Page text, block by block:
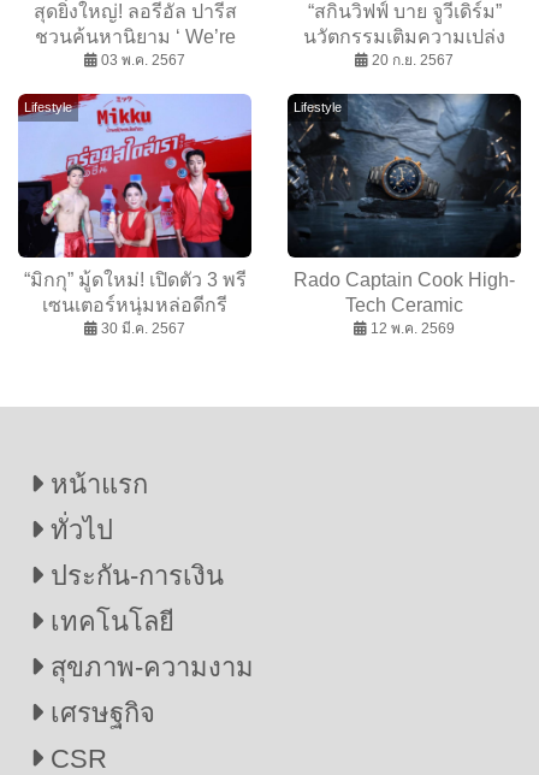
สุดยิ่งใหญ่! ลอรีอัล ปารีส
ชวนค้นหานิยาม ‘ We’re
Worth It คุณค่าที่เราทุกคน
ณิชา-พีพี-เจมีไนน์
03 พ.ค. 2567
“สกินวิฟฟ์ บาย จูวีเดิร์ม”
นวัตกรรมเติมความเปล่ง
ประกายให้ผิวรูปแบบฉีด
20 ก.ย. 2567
Lifestyle
“มิกกุ” มู้ดใหม่! เปิดตัว 3 พรี
เซนเตอร์หนุ่มหล่อดีกรี
นักกีฬาระดับชาติ โคตะ-
30 มี.ค. 2567
Lifestyle
Rado Captain Cook High-
Tech Ceramic
Chronograph ก้าวข้ามผ่าน
12 พ.ค. 2569
หน้าแรก
ทั่วไป
ประกัน-การเงิน
เทคโนโลยี
สุขภาพ-ความงาม
เศรษฐกิจ
CSR